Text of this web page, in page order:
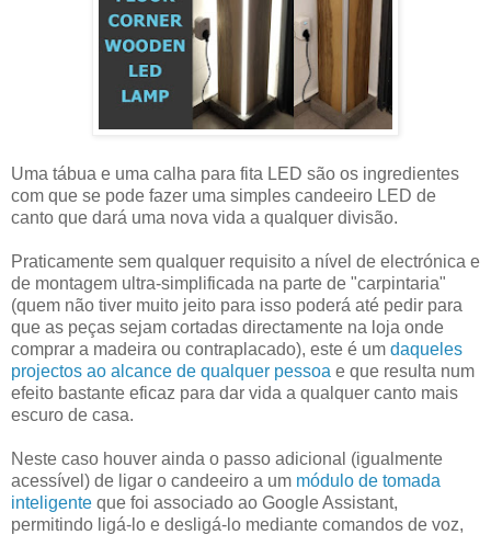
Uma tábua e uma calha para fita LED são os ingredientes
com que se pode fazer uma simples candeeiro LED de
canto que dará uma nova vida a qualquer divisão.
Praticamente sem qualquer requisito a nível de electrónica e
de montagem ultra-simplificada na parte de "carpintaria"
(quem não tiver muito jeito para isso poderá até pedir para
que as peças sejam cortadas directamente na loja onde
comprar a madeira ou contraplacado), este é um daqueles
projectos ao alcance de qualquer pessoa e que resulta num
efeito bastante eficaz para dar vida a qualquer canto mais
escuro de casa.
Neste caso houver ainda o passo adicional (igualmente
acessível) de ligar o candeeiro a um módulo de tomada
inteligente que foi associado ao Google Assistant,
permitindo ligá-lo e desligá-lo mediante comandos de voz,